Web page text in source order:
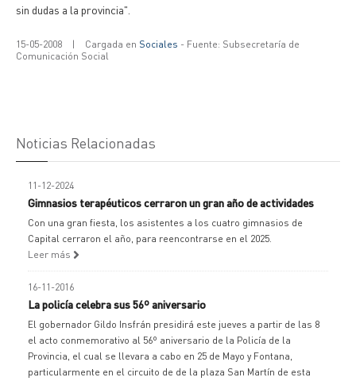
sin dudas a la provincia".
15-05-2008 | Cargada en Sociales - Fuente: Subsecretaría de
Comunicación Social
Noticias Relacionadas
11-12-2024
Gimnasios terapéuticos cerraron un gran año de actividades
Con una gran fiesta, los asistentes a los cuatro gimnasios de
Capital cerraron el año, para reencontrarse en el 2025.
Leer más
16-11-2016
La policía celebra sus 56º aniversario
El gobernador Gildo Insfrán presidirá este jueves a partir de las 8
el acto conmemorativo al 56º aniversario de la Policía de la
Provincia, el cual se llevara a cabo en 25 de Mayo y Fontana,
particularmente en el circuito de de la plaza San Martín de esta